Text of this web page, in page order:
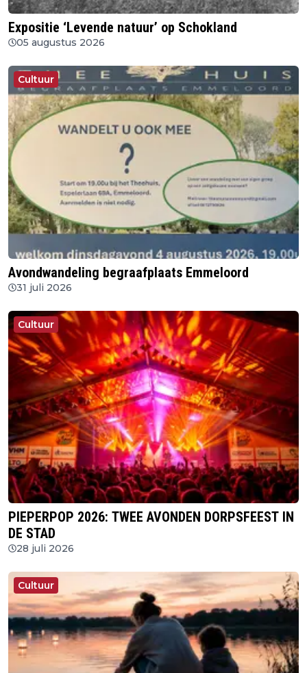
Expositie ‘Levende natuur’ op Schokland
05 augustus 2026
Cultuur
Avondwandeling begraafplaats Emmeloord
31 juli 2026
Cultuur
PIEPERPOP 2026: TWEE AVONDEN DORPSFEEST IN
DE STAD
28 juli 2026
Cultuur